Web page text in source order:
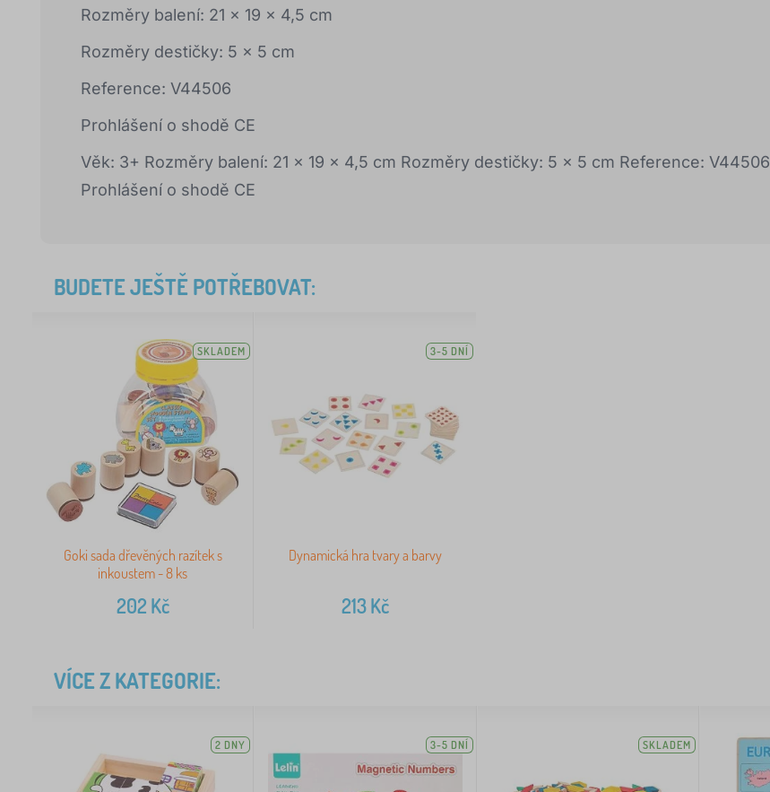
Rozměry balení: 21 x 19 x 4,5 cm
Rozměry destičky: 5 x 5 cm
Reference: V44506
Prohlášení o shodě CE
Věk: 3+ Rozměry balení: 21 x 19 x 4,5 cm Rozměry destičky: 5 x 5 cm Reference: V44506
Prohlášení o shodě CE
BUDETE JEŠTĚ POTŘEBOVAT:
SKLADEM
Goki sada dřevěných razítek s
inkoustem - 8 ks
202 Kč
3-5 DNÍ
Dynamická hra tvary a barvy
213Kč
VÍCE Z KATEGORIE:
2 DNY 3-5 DNÍ SKLADEM